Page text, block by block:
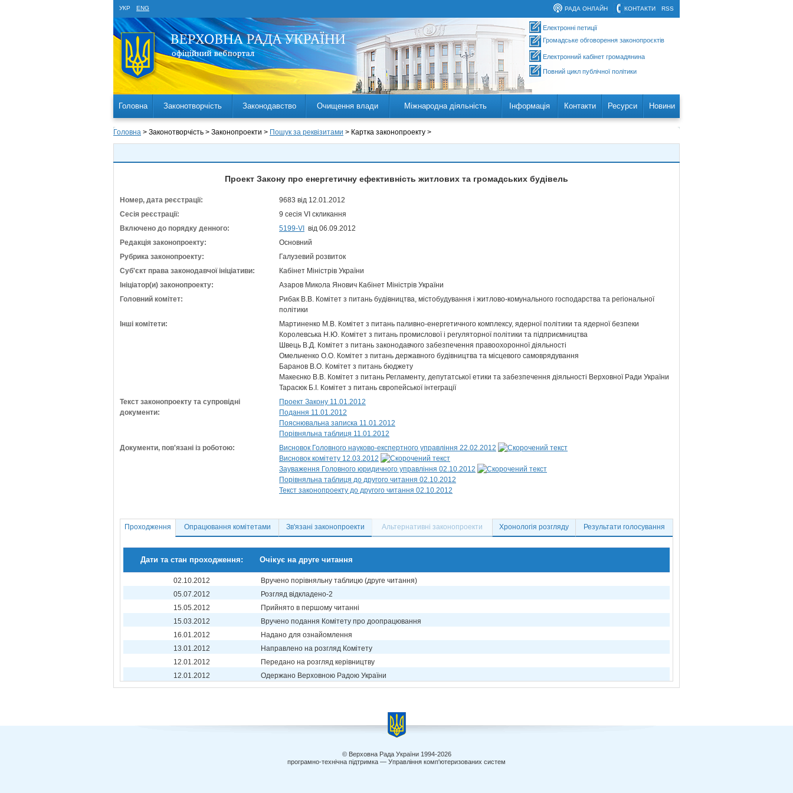
УКР ENG RSS
КОНТАКТИ
РАДА ОНЛАЙН
Електронні петиції
Громадське обговорення законопроєктів
Електронний кабінет громадянина
Повний цикл публічної політики
Головна Законотворчість Законодавство Очищення влади Міжнародна діяльність Інформація Контакти Ресурси Новини
Головна > Законотворчість > Законопроекти > Пошук за реквізитами > Картка законопроекту >
Проект Закону про енергетичну ефективність житлових та громадських будівель
Номер, дата реєстрації:
9683 від 12.01.2012
Сесія реєстрації:
9 сесія VI скликання
Включено до порядку денного:
5199-VI
від 06.09.2012
Редакція законопроекту:
Основний
Рубрика законопроекту:
Галузевий розвиток
Суб'єкт права законодавчої ініціативи:
Кабінет Міністрів України
Ініціатор(и) законопроекту:
Азаров Микола Янович Кабінет Міністрів України
Головний комітет:
Рибак В.В. Комітет з питань будівництва, містобудування і житлово-комунального господарства та регіональної
політики
Інші комітети:
Мартиненко М.В. Комітет з питань паливно-енергетичного комплексу, ядерної політики та ядерної безпеки
Королевська Н.Ю. Комітет з питань промислової і регуляторної політики та підприємництва
Швець В.Д. Комітет з питань законодавчого забезпечення правоохоронної діяльності
Омельченко О.О. Комітет з питань державного будівництва та місцевого самоврядування
Баранов В.О. Комітет з питань бюджету
Макеєнко В.В. Комітет з питань Регламенту, депутатської етики та забезпечення діяльності Верховної Ради України
Тарасюк Б.І. Комітет з питань європейської інтеграції
Текст законопроекту та супровідні
документи:
Проект Закону 11.01.2012
Подання 11.01.2012
Пояснювальна записка 11.01.2012
Порівняльна таблиця 11.01.2012
Документи, пов'язані із роботою:
Висновок Головного науково-експертного управління 22.02.2012
Висновок комітету 12.03.2012
Зауваження Головного юридичного управління 02.10.2012
Порівняльна таблиця до другого читання 02.10.2012
Текст законопроекту до другого читання 02.10.2012
Проходження Опрацювання комітетами Зв'язані законопроекти Альтернативні законопроекти Хронологія розгляду Результати голосування
Дати та стан проходження: Очікує на друге читання
02.10.2012
Вручено порівняльну таблицю (друге читання)
05.07.2012
Розгляд відкладено-2
15.05.2012
Прийнято в першому читанні
15.03.2012
Вручено подання Комітету про доопрацювання
16.01.2012
Надано для ознайомлення
13.01.2012
Направлено на розгляд Комітету
12.01.2012
Передано на розгляд керівництву
12.01.2012
Одержано Верховною Радою України
© Верховна Рада України 1994-2026
програмно-технічна підтримка — Управління комп'ютеризованих систем